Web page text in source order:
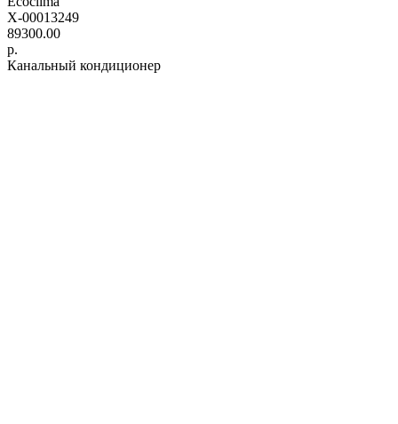
X-00013249
89300.00
р.
Канальный кондиционер